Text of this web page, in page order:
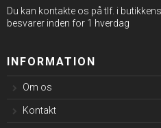
Du kan kontakte os på tlf. i
besvarer inden for 1 hverdag
INFORMATION
Om os
Kontakt